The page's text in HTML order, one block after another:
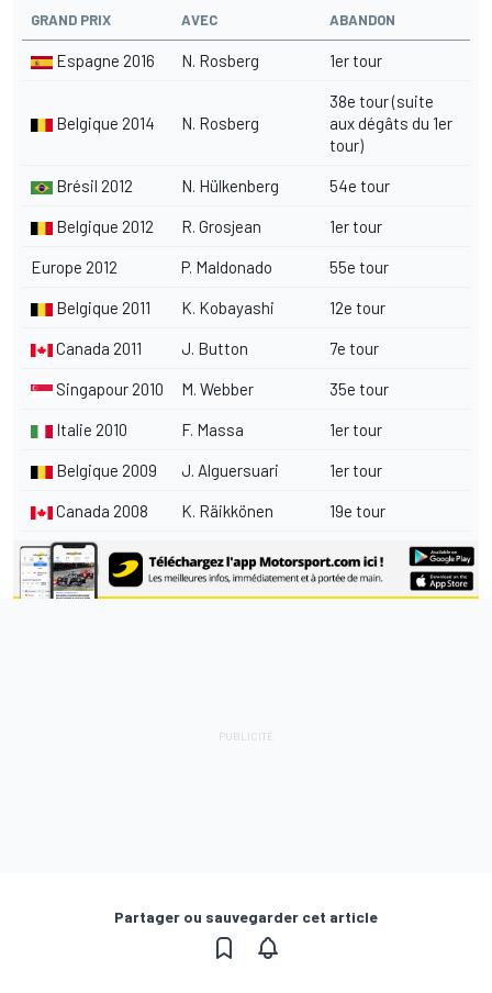
GRAND PRIX AVEC ABANDON
Espagne 2016 N. Rosberg 1er tour
Belgique 2014 N. Rosberg
38e tour (suite
aux dégâts du 1er
tour)
Brésil 2012 N. Hülkenberg 54e tour
Belgique 2012 R. Grosjean 1er tour
Europe 2012 P. Maldonado 55e tour
Belgique 2011 K. Kobayashi 12e tour
Canada 2011 J. Button 7e tour
Singapour 2010 M. Webber 35e tour
Italie 2010 F. Massa 1er tour
Belgique 2009 J. Alguersuari 1er tour
Canada 2008 K. Räikkönen 19e tour
Partager ou sauvegarder cet article